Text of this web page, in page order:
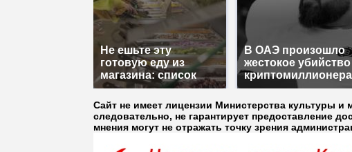
Не ешьте эту
готовую еду из
магазина: список
В ОАЭ произошло
жестокое убийство
криптомиллионера
Сайт не имеет лицензии Министерства культуры
следовательно, не гарантирует предоставление
мнения могут не отражать точку зрения